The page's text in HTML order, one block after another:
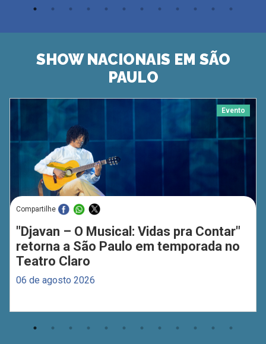
SHOW NACIONAIS EM SÃO
PAULO
Evento
Compartilhe
"Djavan – O Musical: Vidas pra Contar"
retorna a São Paulo em temporada no
Teatro Claro
06 de agosto 2026